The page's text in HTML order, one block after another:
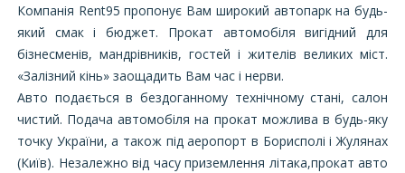
Компанія Rent95 пропонує Вам широкий автопарк на будь-
який смак і бюджет. Прокат автомобіля вигідний для
бізнесменів, мандрівників, гостей і жителів великих міст.
«Залізний кінь» заощадить Вам час і нерви.
Авто подається в бездоганному технічному стані, салон
чистий. Подача автомобіля на прокат можлива в будь-яку
точку України, а також під аеропорт в Борисполі і Жулянах
(Київ). Незалежно від часу приземлення літака,прокат авто